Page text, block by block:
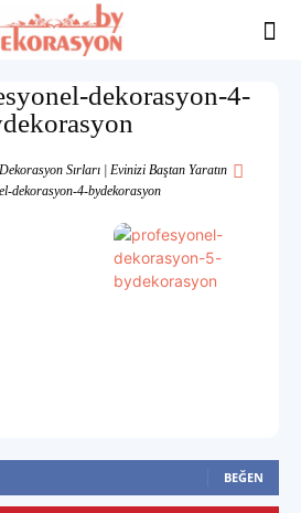
dekorasyon-4-
Sırları | Evinizi Baştan Yaratın
dekorasyon-4-bydekorasyon
BEĞEN